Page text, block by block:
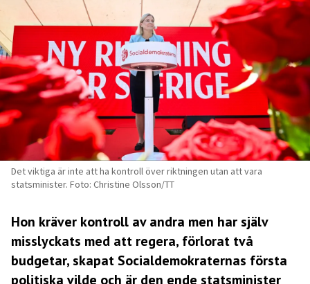
Det viktiga är inte att ha kontroll över riktningen utan att vara
statsminister. Foto: Christine Olsson/TT
Hon kräver kontroll av andra men har själv
misslyckats med att regera, förlorat två
budgetar, skapat Socialdemokraternas första
politiska vilde och är den ende statsminister